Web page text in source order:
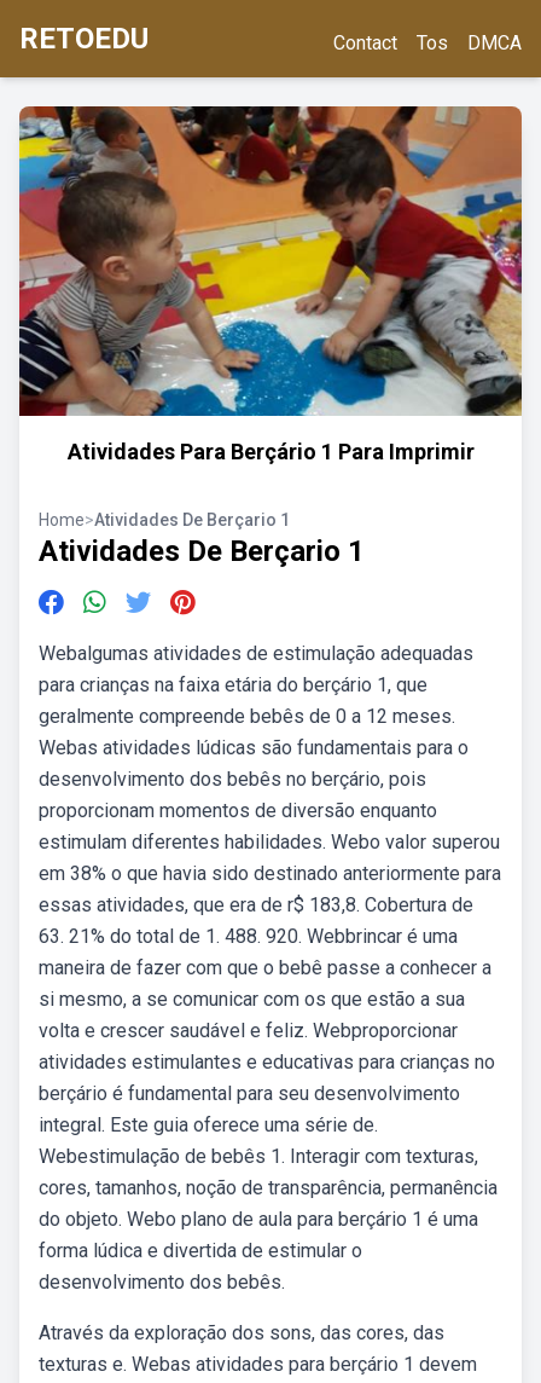
RETOEDU Contact Tos DMCA
Atividades Para Berçário 1 Para Imprimir
Home>Atividades De Berçario 1
Atividades De Berçario 1
Webalgumas atividades de estimulação adequadas
para crianças na faixa etária do berçário 1, que
geralmente compreende bebês de 0 a 12 meses.
Webas atividades lúdicas são fundamentais para o
desenvolvimento dos bebês no berçário, pois
proporcionam momentos de diversão enquanto
estimulam diferentes habilidades. Webo valor superou
em 38% o que havia sido destinado anteriormente para
essas atividades, que era de r$ 183,8. Cobertura de
63. 21% do total de 1. 488. 920. Webbrincar é uma
maneira de fazer com que o bebê passe a conhecer a
si mesmo, a se comunicar com os que estão a sua
volta e crescer saudável e feliz. Webproporcionar
atividades estimulantes e educativas para crianças no
berçário é fundamental para seu desenvolvimento
integral. Este guia oferece uma série de.
Webestimulação de bebês 1. Interagir com texturas,
cores, tamanhos, noção de transparência, permanência
do objeto. Webo plano de aula para berçário 1 é uma
forma lúdica e divertida de estimular o
desenvolvimento dos bebês.
Através da exploração dos sons, das cores, das
texturas e. Webas atividades para berçário 1 devem